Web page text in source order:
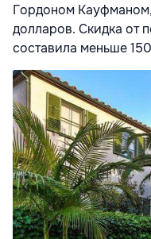
Гордоном
долларов. Скидка от
составила меньше